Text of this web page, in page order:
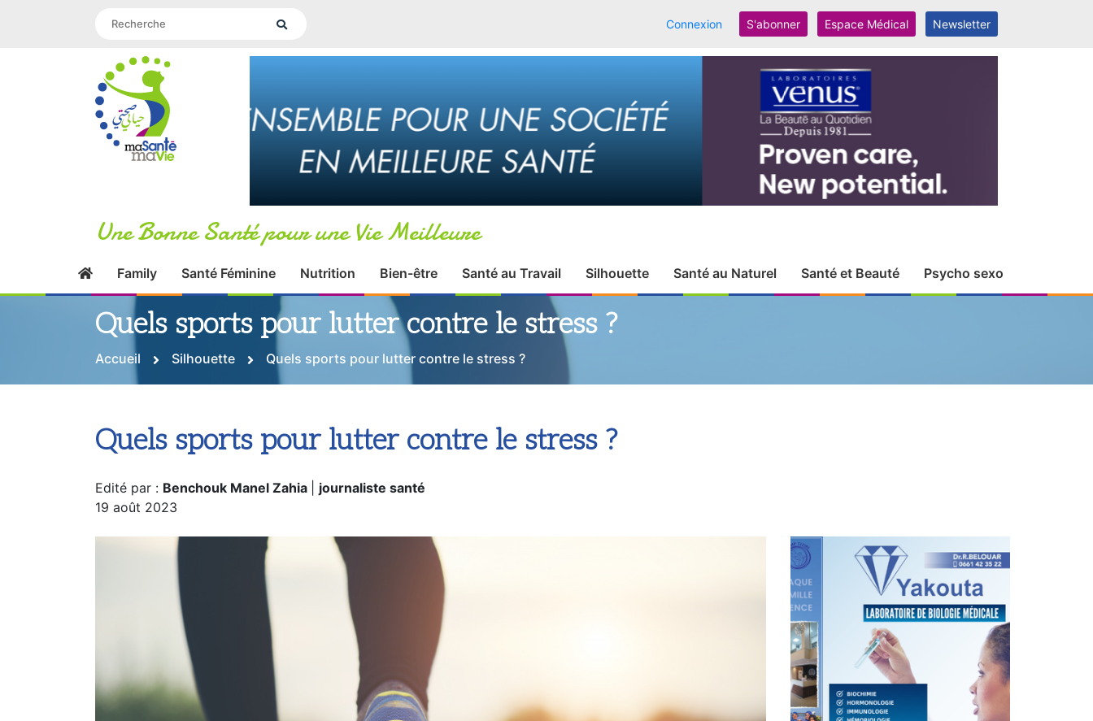
Connexion S'abonner Espace Médical Newsletter
Une Bonne Santé pour une Vie Meilleure
Family Santé Féminine Nutrition Bien-être Santé au Travail Silhouette Santé au Naturel Santé et Beauté Psycho sexo
Quels sports pour lutter contre le stress ?
Accueil Silhouette Quels sports pour lutter contre le stress ?
Quels sports pour lutter contre le stress ?
Edité par : Benchouk Manel Zahia | journaliste santé
19 août 2023